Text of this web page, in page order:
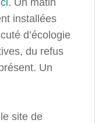
installées
d’écologie
du refus
Un
site de